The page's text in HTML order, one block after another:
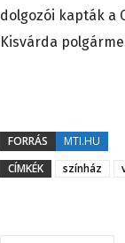
dolgozói kapták a
Kisvárda
FORRÁS
MTI.HU
CÍMKÉK
színház